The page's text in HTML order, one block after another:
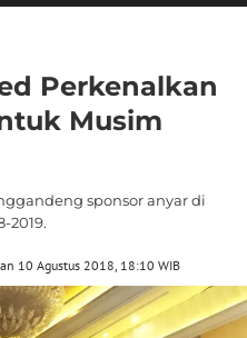
Perkenalkan
Musim
sponsor anyar di
2019.
10 Agustus 2018, 18:10 WIB